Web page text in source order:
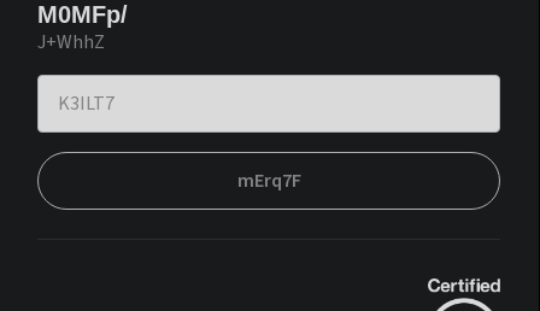
M0MFp/
J+WhhZ
mErq7F